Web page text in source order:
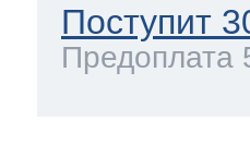
Поступит
Предоплата